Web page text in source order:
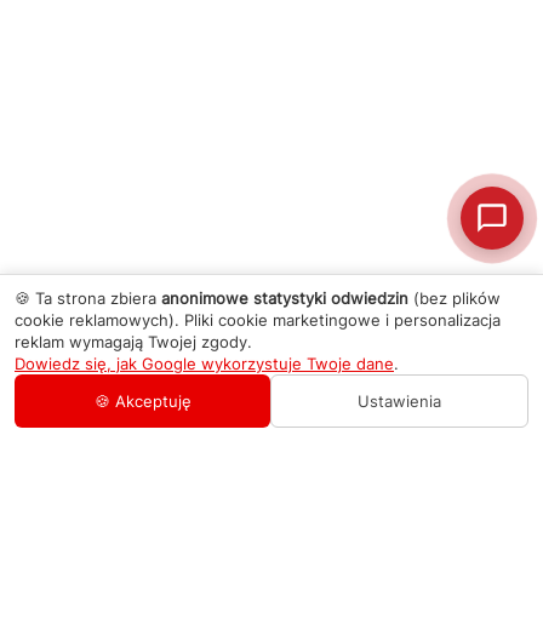
🍪 Ta strona zbiera anonimowe statystyki odwiedzin (bez plików
cookie reklamowych). Pliki cookie marketingowe i personalizacja
reklam wymagają Twojej zgody.
Dowiedz się, jak Google wykorzystuje Twoje dane.
🍪 Akceptuję
Ustawienia